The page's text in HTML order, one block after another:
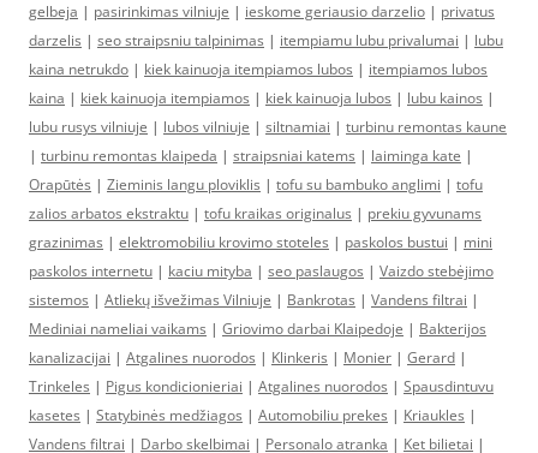
gelbeja | pasirinkimas vilniuje | ieskome geriausio darzelio | privatus
darzelis | seo straipsniu talpinimas | itempiamu lubu privalumai | lubu
kaina netrukdo | kiek kainuoja itempiamos lubos | itempiamos lubos
kaina | kiek kainuoja itempiamos | kiek kainuoja lubos | lubu kainos |
lubu rusys vilniuje | lubos vilniuje | siltnamiai | turbinu remontas kaune
| turbinu remontas klaipeda | straipsniai katems | laiminga kate |
Orapūtės | Zieminis langu ploviklis | tofu su bambuko anglimi | tofu
zalios arbatos ekstraktu | tofu kraikas originalus | prekiu gyvunams
grazinimas | elektromobiliu krovimo stoteles | paskolos bustui | mini
paskolos internetu | kaciu mityba | seo paslaugos | Vaizdo stebėjimo
sistemos | Atliekų išvežimas Vilniuje | Bankrotas | Vandens filtrai |
Mediniai nameliai vaikams | Griovimo darbai Klaipedoje | Bakterijos
kanalizacijai | Atgalines nuorodos | Klinkeris | Monier | Gerard |
Trinkeles | Pigus kondicionieriai | Atgalines nuorodos | Spausdintuvu
kasetes | Statybinės medžiagos | Automobiliu prekes | Kriaukles |
Vandens filtrai | Darbo skelbimai | Personalo atranka | Ket bilietai |